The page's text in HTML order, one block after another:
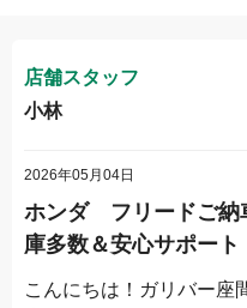
店舗スタッフ
小林
2026年05月04日
ホンダ フリードご
庫多数＆安心サポート
こんにちは！ガリバー座